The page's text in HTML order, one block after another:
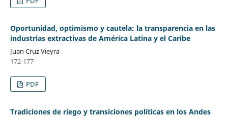
Oportunidad, optimismo y cautela: la transparencia en las
industrias extractivas de América Latina y el Caribe
Juan Cruz Vieyra
172-177
PDF
Tradiciones de riego y transiciones políticas en los Andes